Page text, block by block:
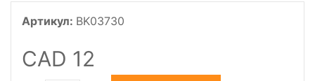
Артикул: BK03730
CAD 12